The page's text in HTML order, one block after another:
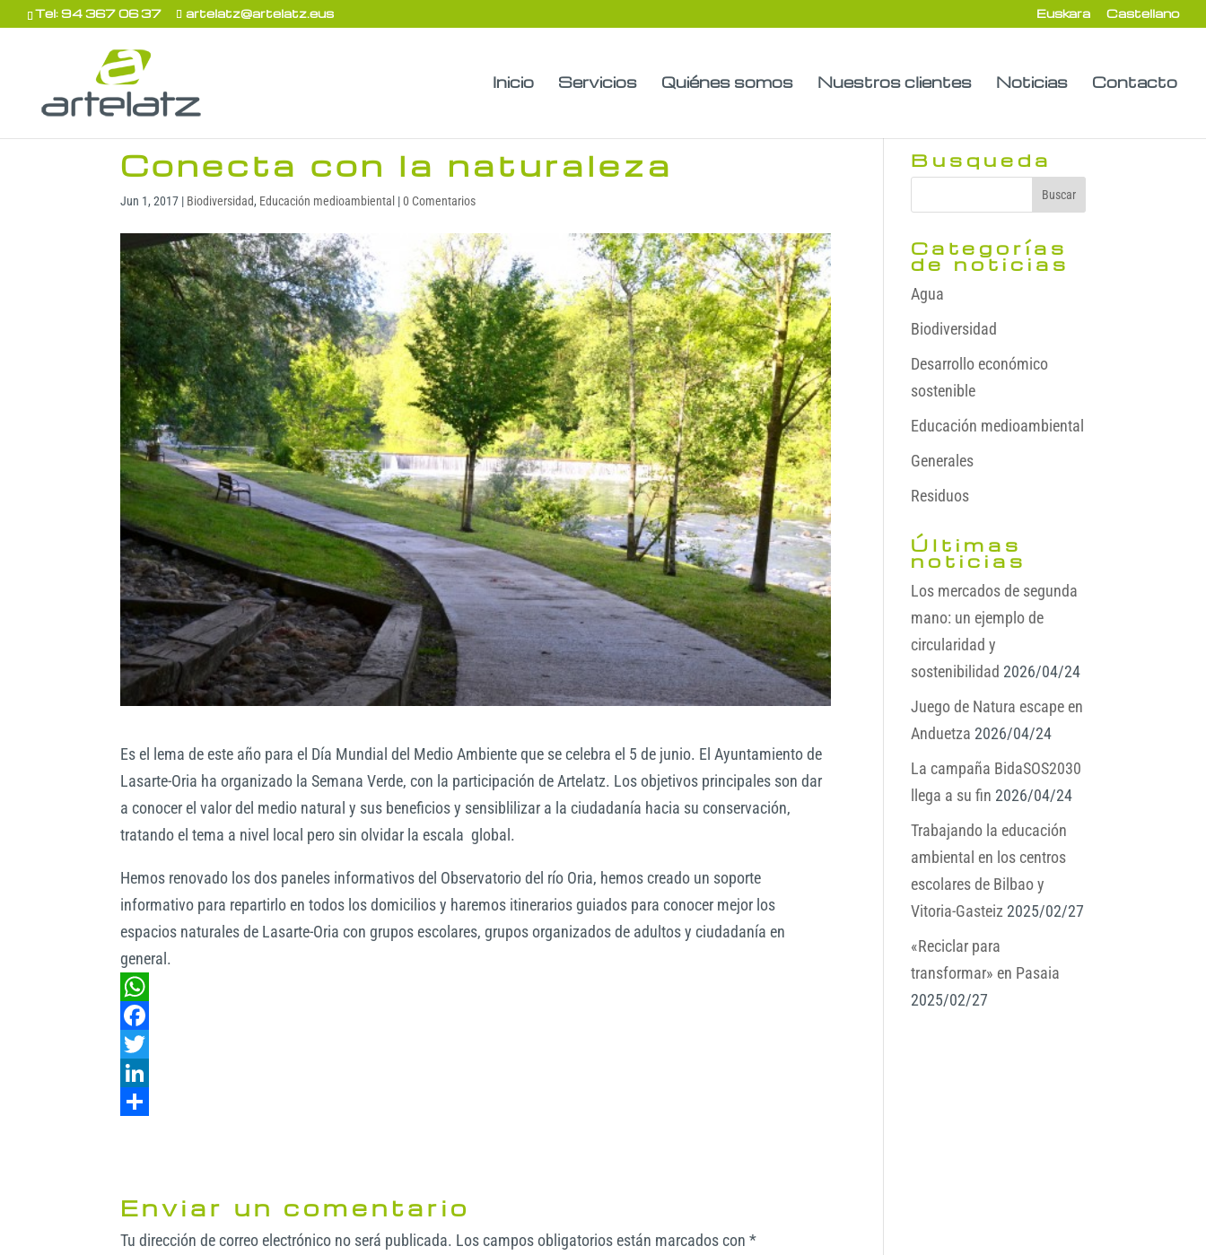
Tel: 94 367 06 37 artelatz@artelatz.eus Euskara Castellano
Inicio Servicios Quiénes somos Nuestros clientes Noticias Contacto
Conecta con la naturaleza
Jun 1, 2017 | Biodiversidad, Educación medioambiental |0 Comentarios
Es el lema de este año para el Día Mundial del Medio Ambiente que se celebra el 5 de junio. El Ayuntamiento de
Lasarte-Oria ha organizado la Semana Verde, con la participación de Artelatz. Los objetivos principales son dar
a conocer el valor del medio natural y sus beneficios y sensiblilizar a la ciudadanía hacia su conservación,
tratando el tema a nivel local pero sin olvidar la escala global.
Hemos renovado los dos paneles informativos del Observatorio del río Oria, hemos creado un soporte
informativo para repartirlo en todos los domicilios y haremos itinerarios guiados para conocer mejor los
espacios naturales de Lasarte-Oria con grupos escolares, grupos organizados de adultos y ciudadanía en
general.
W
h
a
p
F
a
c
o
k
T
w
e
r
L
e
d
p
a
Enviar un comentario
Tu dirección de correo electrónico no será publicada. Los campos obligatorios están marcados con*
Busqueda
Categorías
de noticias
Agua
Biodiversidad
Desarrollo económico
sostenible
Educación medioambiental
Generales
Residuos
Últimas
noticias
Los mercados de segunda
mano: un ejemplo de
circularidad y
sostenibilidad 2026/04/24
Juego de Natura escape en
Anduetza 2026/04/24
La campaña BidaSOS2030
llega a su fin 2026/04/24
Trabajando la educación
ambiental en los centros
escolares de Bilbao y
Vitoria-Gasteiz 2025/02/27
«Reciclar para
transformar» en Pasaia
2025/02/27